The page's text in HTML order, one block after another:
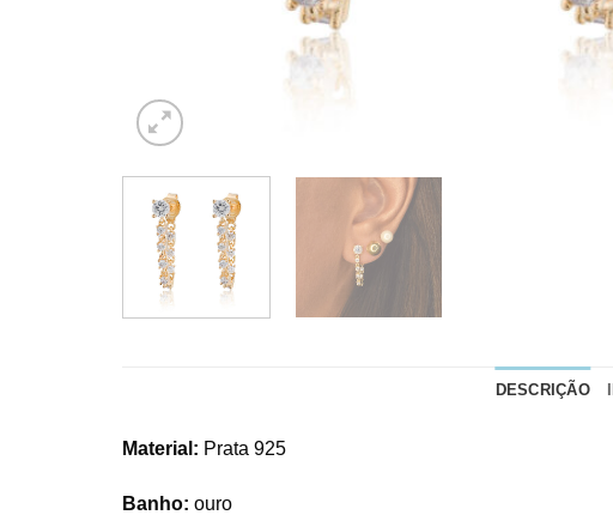
DESCRIÇÃO
Material: Prata 925
Banho: ouro